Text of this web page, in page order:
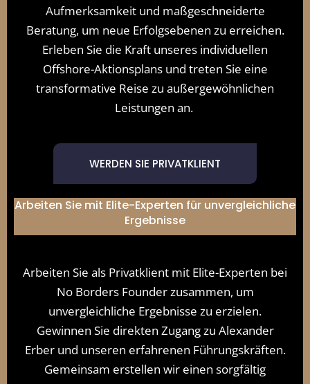
Aufmerksamkeit und maßgeschneiderte
Beratung, um neue Erfolgsebenen zu erreichen.
Erleben Sie die Kraft unseres individuellen
Offshore-Aktionsplans und treten Sie eine
transformative Reise zu außergewöhnlichen
Leistungen an.
WERDEN SIE PRIVATKLIENT
Arbeiten Sie mit Elite-Experten für unvergleichliche
Ergebnisse
Arbeiten Sie als Privatklient mit Elite-Experten bei
No Borders Founder zusammen, um
unvergleichliche Ergebnisse zu erzielen.
Gewinnen Sie direkten Zugang zu Alexander
Erber und unseren erfahrenen Führungskräften.
Gemeinsam erstellen wir einen sorgfältig